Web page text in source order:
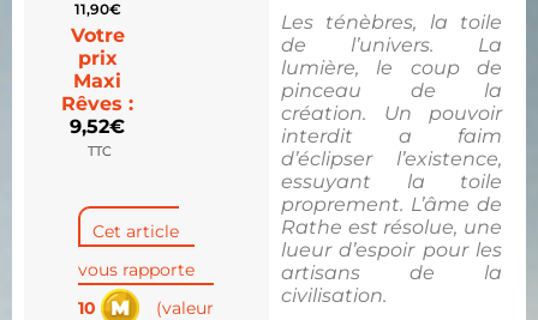
Les ténèbres, la toile
de l’univers. La
lumière, le coup de
pinceau de la
création. Un pouvoir
interdit a faim
d’éclipser l’existence,
essuyant la toile
proprement. L’âme de
Rathe est résolue, une
lueur d’espoir pour les
artisans de la
civilisation.
11,90€
Votre
prix
Maxi
Rêves :
9,52€
TTC
Cet article
vous rapporte
10
(valeur